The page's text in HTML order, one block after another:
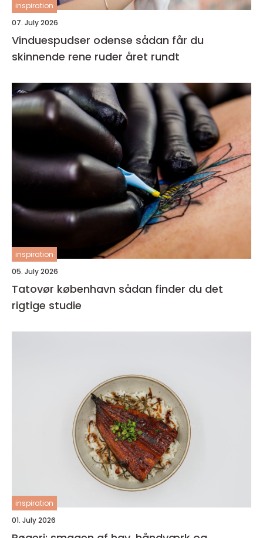
inspiration
07. July 2026
Vinduespudser odense sådan får du
skinnende rene ruder året rundt
inspiration
05. July 2026
Tatovør københavn sådan finder du det
rigtige studie
inspiration
01. July 2026